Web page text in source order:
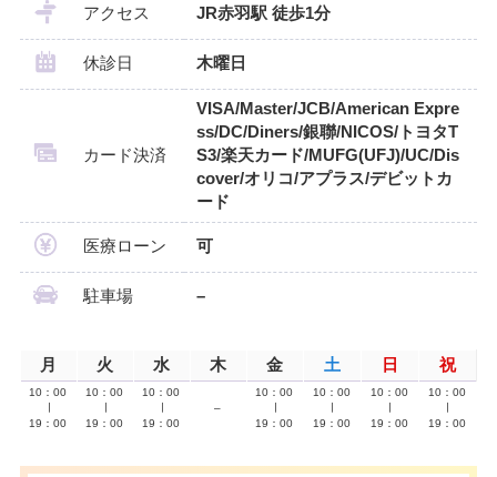
アクセス JR赤羽駅 徒歩1分
休診日 木曜日
カード決済
VISA/Master/JCB/American Expre
ss/DC/Diners/銀聯/NICOS/トヨタT
S3/楽天カード/MUFG(UFJ)/UC/Dis
cover/オリコ/アプラス/デビットカ
ード
医療ローン 可
駐車場 –
月 火 水 木 金 土 日 祝
10：00
19：00
10：00
19：00
10：00
19：00
–
10：00
19：00
10：00
19：00
10：00
19：00
10：00
19：00